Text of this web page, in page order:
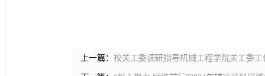
上一篇： 校关工委调研指导机械工程学院关工委工